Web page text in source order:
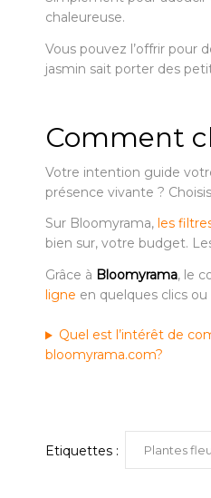
chaleureuse.
Vous pouvez l’offrir pour
jasmin sait porter des
Comment
Votre intention guide
présence vivante ?
Sur Bloomyrama, les
bien sur, votre budget.
Grâce à Bloomyrama, le
ligne en quelques clics
Quel est l’intérêt de
bloomyrama.com?
Etiquettes : Plantes